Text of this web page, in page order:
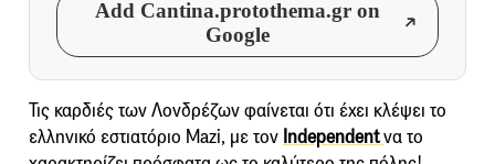
Add Cantina.protothema.gr on
Google
Τις καρδιές των Λονδρέζων φαίνεται ότι έχει κλέψει το
ελληνικό εστιατόριο Mazi, με τον Independentνα το